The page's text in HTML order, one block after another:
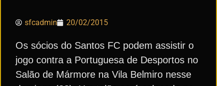
sfcadmin 20/02/2015
Os sócios do Santos FC podem assistir o
jogo contra a Portuguesa de Desportos no
Salão de Mármore na Vila Belmiro nesse